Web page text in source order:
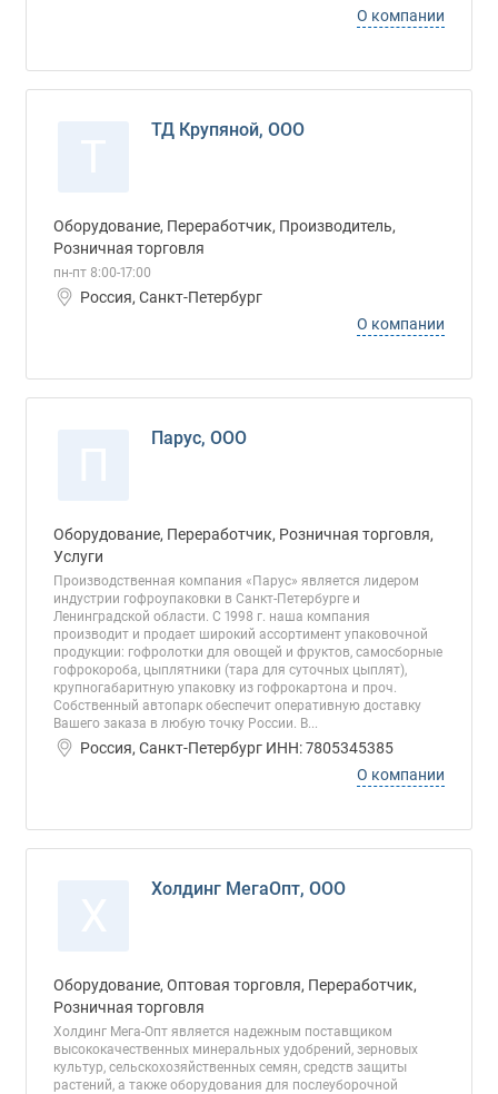
О компании
ТД Крупяной, ООО
Оборудование, Переработчик, Производитель,
Розничная торговля
пн-пт 8:00-17:00
Россия, Санкт-Петербург
О компании
Парус, ООО
Оборудование, Переработчик, Розничная торговля,
Услуги
Производственная компания «Парус» является лидером
индустрии гофроупаковки в Санкт-Петербурге и
Ленинградской области. С 1998 г. наша компания
производит и продает широкий ассортимент упаковочной
продукции: гофролотки для овощей и фруктов, самосборные
гофрокороба, цыплятники (тара для суточных цыплят),
крупногабаритную упаковку из гофрокартона и проч.
Собственный автопарк обеспечит оперативную доставку
Вашего заказа в любую точку России. В...
Россия, Санкт-Петербург ИНН: 7805345385
О компании
Холдинг МегаОпт, ООО
Оборудование, Оптовая торговля, Переработчик,
Розничная торговля
Холдинг Мега-Опт является надежным поставщиком
высококачественных минеральных удобрений, зерновых
культур, сельскохозяйственных семян, средств защиты
растений, а также оборудования для послеуборочной